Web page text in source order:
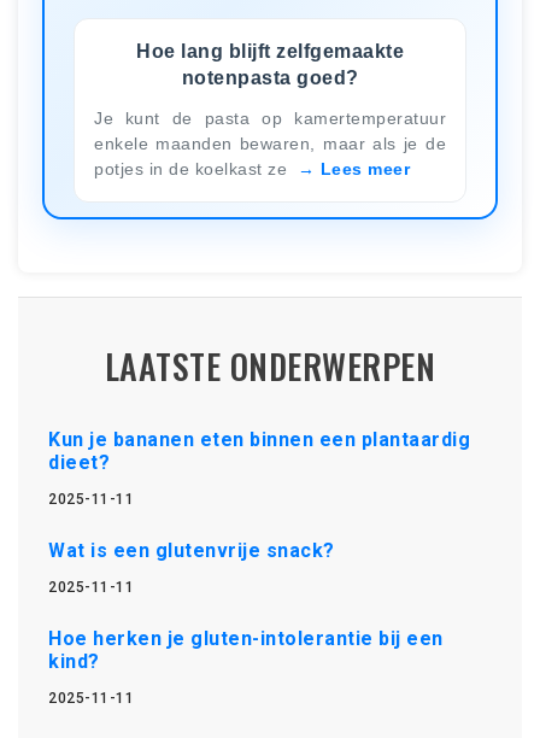
Hoe lang blijft zelfgemaakte
notenpasta goed?
Je kunt de pasta op kamertemperatuur
enkele maanden bewaren, maar als je de
potjes in de koelkast ze
Lees meer
LAATSTE ONDERWERPEN
Kun je bananen eten binnen een plantaardig
dieet?
2025-11-11
Wat is een glutenvrije snack?
2025-11-11
Hoe herken je gluten-intolerantie bij een
kind?
2025-11-11